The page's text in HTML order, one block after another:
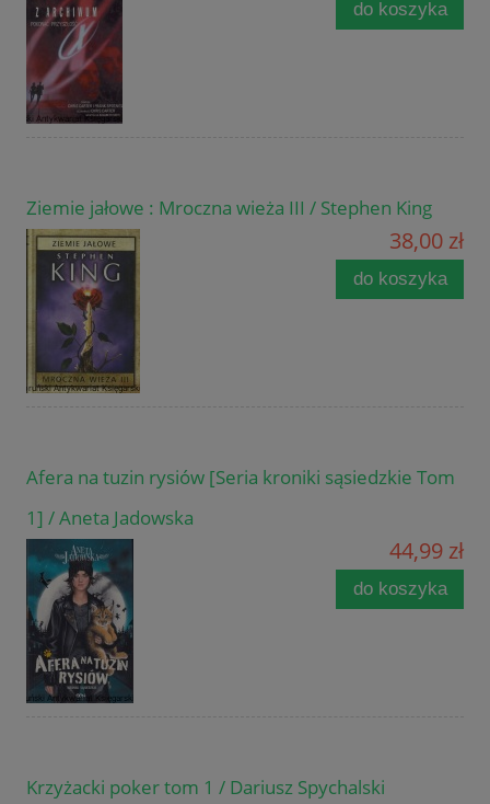
do koszyka
Ziemie jałowe : Mroczna wieża III / Stephen King
38,00 zł
do koszyka
Afera na tuzin rysiów [Seria kroniki sąsiedzkie Tom
1] / Aneta Jadowska
44,99 zł
do koszyka
Krzyżacki poker tom 1 / Dariusz Spychalski